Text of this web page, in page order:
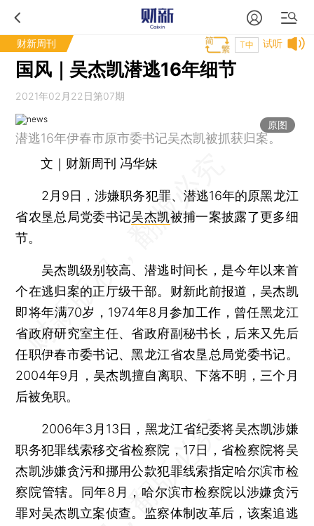
财新周刊 试听
T中
国风｜吴杰凯潜逃16年细节
2021年02月22日第07期
原图
潜逃16年伊春市原市委书记吴杰凯被抓获归案。
文｜财新周刊 冯华妹
2月9日，涉嫌职务犯罪、潜逃16年的原黑龙江
省农垦总局党委书记吴杰凯被捕一案披露了更多细
节。
吴杰凯级别较高、潜逃时间长，是今年以来首
个在逃归案的正厅级干部。财新此前报道，吴杰凯
即将年满70岁，1974年8月参加工作，曾任黑龙江
省政府研究室主任、省政府副秘书长，后来又先后
任职伊春市委书记、黑龙江省农垦总局党委书记。
2004年9月，吴杰凯擅自离职、下落不明，三个月
后被免职。
2006年3月13日，黑龙江省纪委将吴杰凯涉嫌
职务犯罪线索移交省检察院，17日，省检察院将吴
杰凯涉嫌贪污和挪用公款犯罪线索指定哈尔滨市检
察院管辖。同年8月，哈尔滨市检察院以涉嫌贪污
罪对吴杰凯立案侦查。监察体制改革后，该案追逃